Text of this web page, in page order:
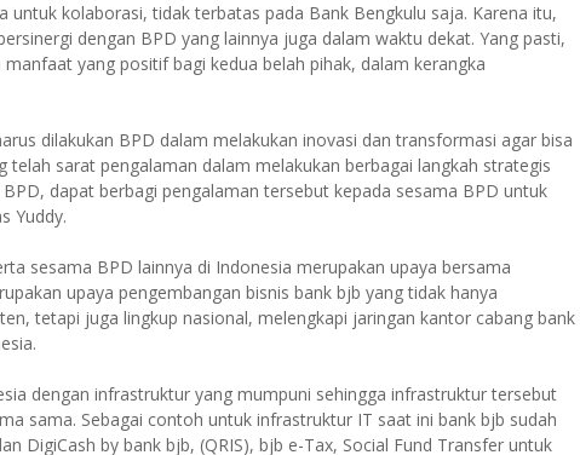
untuk kolaborasi, tidak terbatas pada Bank Bengkulu saja. Karena itu,
dengan BPD yang lainnya juga dalam waktu dekat. Yang pasti,
yang positif bagi kedua belah pihak, dalam kerangka
dilakukan BPD dalam melakukan inovasi dan transformasi agar bisa
telah sarat pengalaman dalam melakukan berbagai langkah strategis
dapat berbagi pengalaman tersebut kepada sesama BPD untuk
Yuddy.
sesama BPD lainnya di Indonesia merupakan upaya bersama
upaya pengembangan bisnis bank bjb yang tidak hanya
tetapi juga lingkup nasional, melengkapi jaringan kantor cabang bank
dengan infrastruktur yang mumpuni sehingga infrastruktur tersebut
sama. Sebagai contoh untuk infrastruktur IT saat ini bank bjb sudah
DigiCash by bank bjb, (QRIS), bjb e-Tax, Social Fund Transfer untuk